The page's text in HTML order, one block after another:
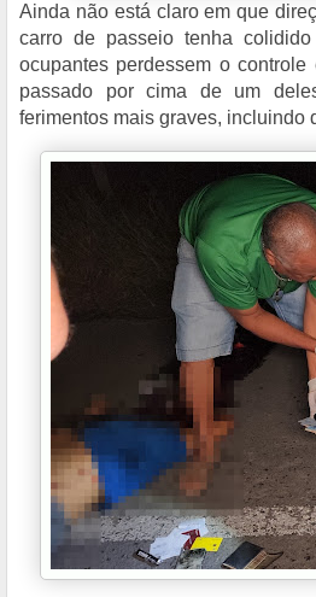
Ainda não está claro em que
carro de passeio tenha
ocupantes perdessem o
passado por cima de um
ferimentos mais graves, incluindo